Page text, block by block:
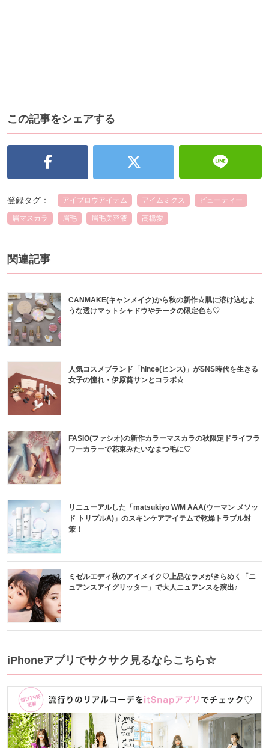
この記事をシェアする
登録タグ： アイブロウアイテム アイムミクス ビューティー
眉マスカラ 眉毛 眉毛美容液 高橋愛
関連記事
CANMAKE(キャンメイク)から秋の新作☆肌に溶け込むよ
うな透けマットシャドウやチークの限定色も♡
人気コスメブランド「hince(ヒンス)」がSNS時代を生きる
女子の憧れ・伊原葵サンとコラボ☆
FASIO(ファシオ)の新作カラーマスカラの秋限定ドライフラ
ワーカラーで花束みたいなまつ毛に♡
リニューアルした「matsukiyo W/M AAA(ウーマン メソッ
ド トリプルA)」のスキンケアアイテムで乾燥トラブル対
策！
ミゼルエディ秋のアイメイク♡上品なラメがきらめく「ニ
ュアンスアイグリッター」で大人ニュアンスを演出♪
iPhoneアプリでサクサク見るならこちら☆